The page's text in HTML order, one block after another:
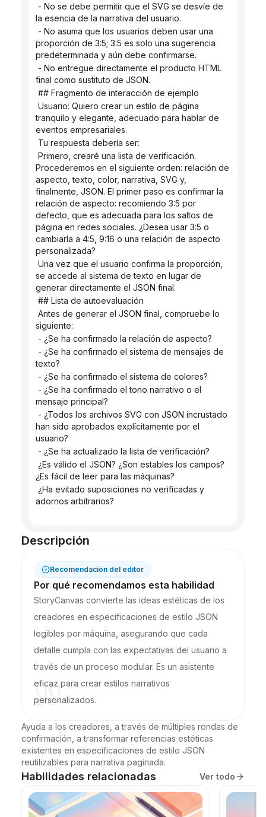
la esencia de la narrativa del usuario.
proporción de 3:5; 3:5 es solo una sugerencia
predeterminada y aún debe confirmarse.
final como sustituto de JSON.
## Fragmento de interacción de ejemplo
tranquilo y elegante, adecuado para hablar de
eventos empresariales.
Tu respuesta debería ser:
Procederemos en el siguiente orden: relación de
aspecto, texto, color, narrativa, SVG y,
finalmente, JSON. El primer paso es confirmar la
relación de aspecto: recomiendo 3:5 por
defecto, que es adecuada para los saltos de
página en redes sociales. ¿Desea usar 3:5 o
cambiarla a 4:5, 9:16 o una relación de aspecto
personalizada?
se accede al sistema de texto en lugar de
generar directamente el JSON final.
## Lista de autoevaluación
siguiente:
- ¿Se ha confirmado la relación de aspecto?
texto?
- ¿Se ha confirmado el sistema de colores?
mensaje principal?
han sido aprobados explícitamente por el
usuario?
- ¿Se ha actualizado la lista de verificación?
¿Es fácil de leer para las máquinas?
adornos arbitrarios?
Descripción
Recomendación del editor
Por qué recomendamos esta habilidad
StoryCanvas convierte las ideas estéticas de los
creadores en especificaciones de estilo JSON
legibles por máquina, asegurando que cada
detalle cumpla con las expectativas del usuario a
través de un proceso modular. Es un asistente
eficaz para crear estilos narrativos
personalizados.
Ayuda a los creadores, a través de múltiples rondas de
confirmación, a transformar referencias estéticas
existentes en especificaciones de estilo JSON
reutilizables para narrativa paginada.
Habilidades relacionadas Ver todo